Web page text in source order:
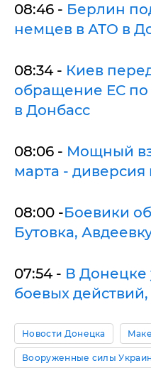
08:46 - Берлин
немцев в АТО в
08:34 - Киев
обращение ЕС по
в Донбасс
08:06 - Мощный
марта - диверсия
08:00 -Боевики
Бутовка,
07:54 - В Донецке
боевых
Новости Донецка
Вооруженные силы